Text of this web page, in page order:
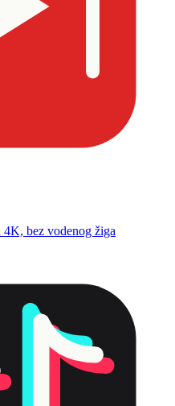
bez vodenog žiga